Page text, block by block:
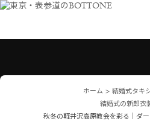
ホーム > 結婚式タキ
結婚式の新郎衣
秋冬の軽井沢高原教会を彩る│ダ